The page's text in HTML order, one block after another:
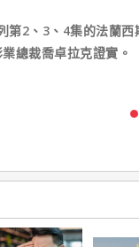
2、3、4集的法蘭西
總裁喬卓拉克證實。